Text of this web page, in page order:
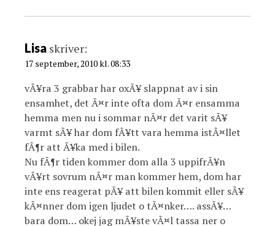
Lisa skriver:
17 september, 2010 kl. 08:33
vÃ¥ra 3 grabbar har oxÃ¥ slappnat av i sin
ensamhet, det Ã¤r inte ofta dom Ã¤r ensamma
hemma men nu i sommar nÃ¤r det varit sÃ¥
varmt sÃ¥ har dom fÃ¥tt vara hemma istÃ¤llet
fÃ¶r att Ã¥ka med i bilen.
Nu fÃ¶r tiden kommer dom alla 3 uppifrÃ¥n
vÃ¥rt sovrum nÃ¤r man kommer hem, dom har
inte ens reagerat pÃ¥ att bilen kommit eller sÃ¥
kÃ¤nner dom igen ljudet o tÃ¤nker…. assÃ¥…
bara dom… okej jag mÃ¥ste vÃ¤l tassa ner o